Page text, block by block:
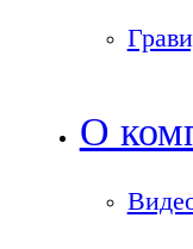
О